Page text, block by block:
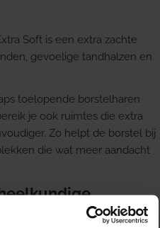
Soft is een extra zachte
gevoelige tandhalzen en
toelopende borstelharen
je ook ruimtes die extra
Zo helpt de borstel bij
die wat meer aandacht